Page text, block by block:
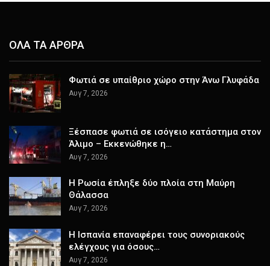
ΟΛΑ ΤΑ ΑΡΘΡΑ
Φωτιά σε υπαίθριο χώρο στην Άνω Γλυφάδα
Αυγ 7, 2026
Ξέσπασε φωτιά σε ισόγειο κατάστημα στον
Άλιμο – Εκκενώθηκε η…
Αυγ 7, 2026
Η Ρωσία έπληξε δύο πλοία στη Μαύρη
Θάλασσα
Αυγ 7, 2026
H Ισπανία επαναφέρει τους συνοριακούς
ελέγχους για όσους…
Αυγ 7, 2026